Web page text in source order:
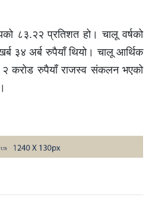
८३.२२ प्रतिशत हो। चालू वर्षको
३४ अर्ब रुपैयाँ थियो। चालू आर्थिक
२ करोड रुपैयाँ राजस्व संकलन भएको